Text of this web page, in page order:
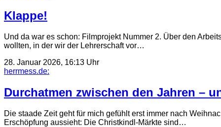
Klappe!
Und da war es schon: Filmprojekt Nummer 2. Über den
wollten, in der wir der Lehrerschaft vor…
28. Januar 2026, 16:13 Uhr
herrmess.de:
Durchatmen zwischen den Jahren –
Die staade Zeit geht für mich gefühlt erst immer nach
Erschöpfung aussieht: Die Christkindl-Märkte sind…